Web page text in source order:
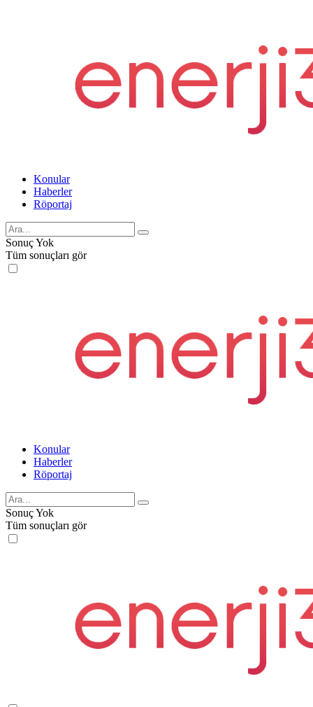
Konular
Haberler
Röportaj
Sonuç Yok
Tüm sonuçları gör
Konular
Haberler
Röportaj
Sonuç Yok
Tüm sonuçları gör